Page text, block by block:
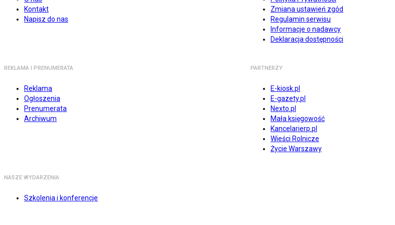
Kontakt
Napisz do nas
Zmiana ustawień zgód
Regulamin serwisu
Informacje o nadawcy
Deklaracja dostępności
REKLAMA I PRENUMERATA
Reklama
Ogłoszenia
Prenumerata
Archiwum
PARTNERZY
E-kiosk.pl
E-gazety.pl
Nexto.pl
Mała księgowość
Kancelarierp.pl
Wieści Rolnicze
Życie Warszawy
NASZE WYDARZENIA
Szkolenia i konferencje